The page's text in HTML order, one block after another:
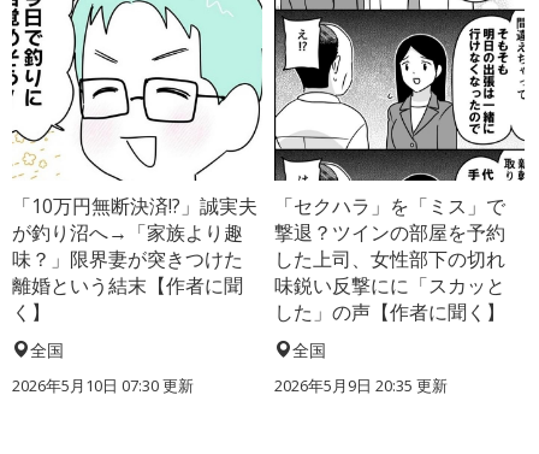
「10万円無断決済!?」誠実夫
が釣り沼へ→「家族より趣
味？」限界妻が突きつけた
離婚という結末【作者に聞
く】
全国
2026年5月10日 07:30 更新
「セクハラ」を「ミス」で
撃退？ツインの部屋を予約
した上司、女性部下の切れ
味鋭い反撃にに「スカッと
した」の声【作者に聞く】
全国
2026年5月9日 20:35 更新